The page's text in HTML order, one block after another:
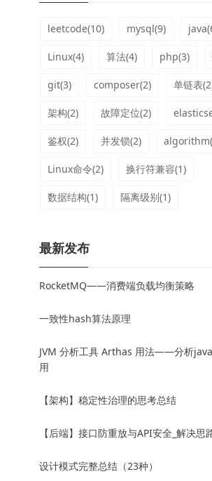
leetcode(10) mysql(9)
Linux(4) 算法(4) php(3)
git(3) composer(2) 单链表
架构(2) 故障定位(2)
鉴权(2) 并发锁(2)
Linux命令(2) 换行符兼容(1)
数据结构(1) 隔离级别(1)
最新发布
RocketMQ——消费端负载均衡策略
一致性hash算法原理
JVM 分析工具 Arthas 用法——分析
用
【架构】稳定性治理的思考总结
【后端】接口防重放与API安全_解决思
设计模式完整总结（23种）